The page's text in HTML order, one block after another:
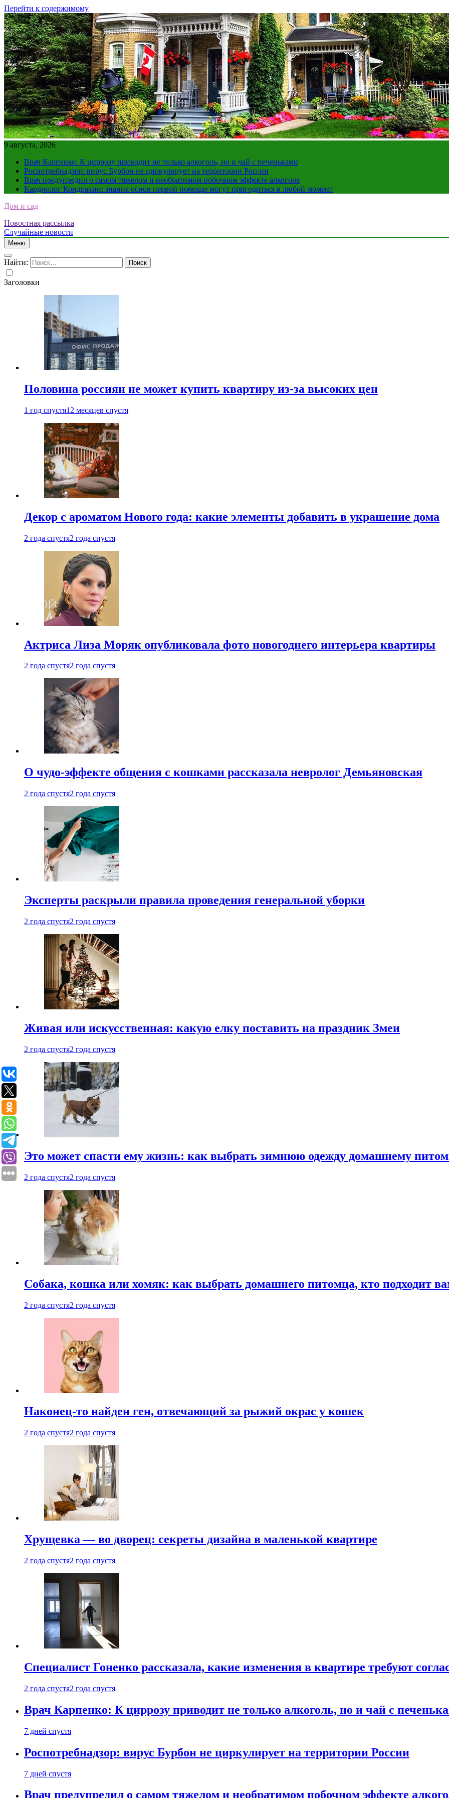
Перейти к содержимому
9 августа, 2026
Врач Карпенко: К циррозу приводит не только алкоголь, но и чай с печеньками
Роспотребнадзор: вирус Бурбон не циркулирует на территории России
Врач предупредил о самом тяжелом и необратимом побочном эффекте алкоголя
Кардиолог Кондрахин: знания основ первой помощи могут пригодиться в любой момент
Дом и сад
Новостная рассылка
Случайные новости
Меню
Найти:
Заголовки
Половина россиян не может купить квартиру из-за высоких цен
1 год спустя12 месяцев спустя
Декор с ароматом Нового года: какие элементы добавить в украшение дома
2 года спустя2 года спустя
Актриса Лиза Моряк опубликовала фото новогоднего интерьера квартиры
2 года спустя2 года спустя
О чудо-эффекте общения с кошками рассказала невролог Демьяновская
2 года спустя2 года спустя
Эксперты раскрыли правила проведения генеральной уборки
2 года спустя2 года спустя
Живая или искусственная: какую елку поставить на праздник Змеи
2 года спустя2 года спустя
Это может спасти ему жизнь: как выбрать зимнюю одежду домашнему
2 года спустя2 года спустя
Собака, кошка или хомяк: как выбрать домашнего питомца, кто подходит
2 года спустя2 года спустя
Наконец-то найден ген, отвечающий за рыжий окрас у кошек
2 года спустя2 года спустя
Хрущевка — во дворец: секреты дизайна в маленькой квартире
2 года спустя2 года спустя
Специалист Гоненко рассказала, какие изменения в квартире требуют
2 года спустя2 года спустя
Врач Карпенко: К циррозу приводит не только алкоголь, но и чай с
7 дней спустя
Роспотребнадзор: вирус Бурбон не циркулирует на территории России
7 дней спустя
Врач предупредил о самом тяжелом и необратимом побочном эффекте